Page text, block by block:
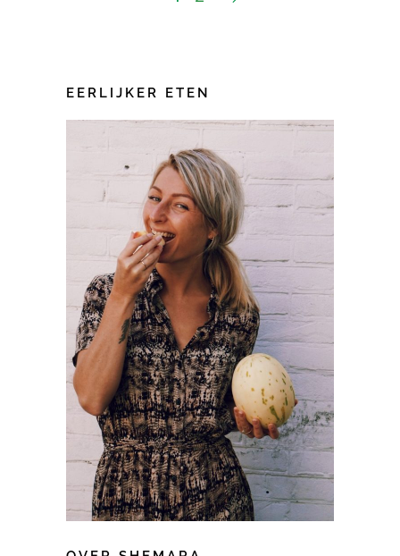
EERLIJKER ETEN